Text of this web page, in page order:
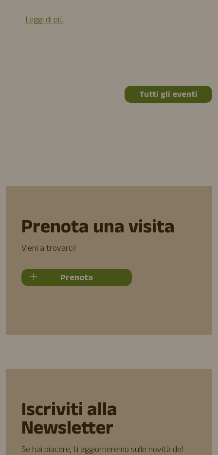
Leggi di più
Tutti gli eventi
Prenota una visita
Vieni a trovarci!
Prenota
Iscriviti alla
Newsletter
Se hai piacere, ti aggiorneremo sulle novità del